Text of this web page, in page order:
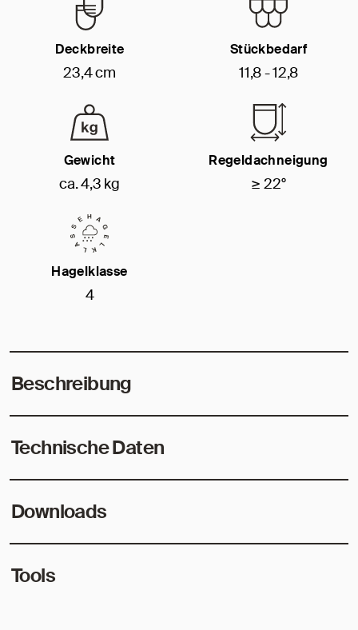
Deckbreite
23,4 cm
Stückbedarf
11,8 - 12,8
Gewicht
ca. 4,3 kg
Regeldachneigung
≥ 22°
Hagelklasse
4
Beschreibung
Technische Daten
Downloads
Tools